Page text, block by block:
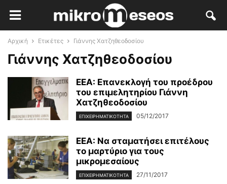
Αρχική Ετικέτες Γιάννης Χατζηθεοδοσίου
Γιάννης Χατζηθεοδοσίου
ΕΕΑ: Επανεκλογή του προέδρου
του επιμελητηρίου Γιάννη
Χατζηθεοδοσίου
ΕΠΙΧΕΙΡΗΜΑΤΙΚΌΤΗΤΑ 05/12/2017
ΕΕΑ: Να σταματήσει επιτέλους
το μαρτύριο για τους
μικρομεσαίους
ΕΠΙΧΕΙΡΗΜΑΤΙΚΌΤΗΤΑ 27/11/2017